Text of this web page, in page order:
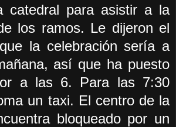
catedral para asistir a la
los ramos. Le dijeron el
la celebración sería a
así que ha puesto
a las 6. Para las 7:30
un taxi. El centro de la
bloqueado por un